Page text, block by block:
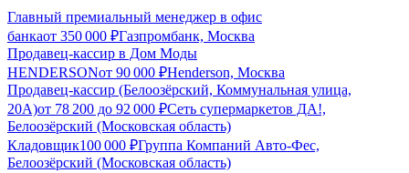
Главный премиальный менеджер в офис
банкаот 350 000 ₽Газпромбанк, Москва
Продавец-кассир в Дом Моды
HENDERSONот 90 000 ₽Henderson, Москва
Продавец-кассир (Белоозёрский, Коммунальная улица,
20А)от 78 200 до 92 000 ₽Сеть супермаркетов ДА!,
Белоозёрский (Московская область)
Кладовщик100 000 ₽Группа Компаний Авто-Фес,
Белоозёрский (Московская область)